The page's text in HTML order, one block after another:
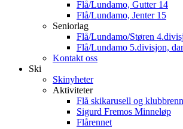
Flå/Lundamo, Gutter 14
Flå/Lundamo, Jenter 15
Seniorlag
Flå/Lundamo/Støren
Flå/Lundamo 5.divisjon,
Kontakt oss
Ski
Skinyheter
Aktiviteter
Flå skikarusell og klubbrenn
Sigurd Fremos Minneløp
Flårennet